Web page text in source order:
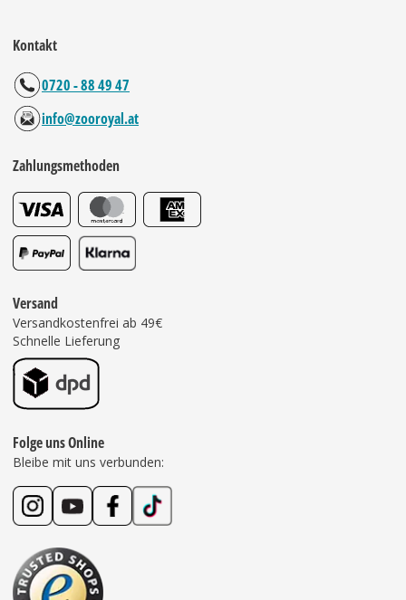
Kontakt
0720 - 88 49 47
info@zooroyal.at
Zahlungsmethoden
Versand
Versandkostenfrei ab 49€
Schnelle Lieferung
Folge uns Online
Bleibe mit uns verbunden: